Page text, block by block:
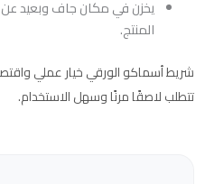
يخزن في مكان جاف وبعيد عن
المنتج.
شريط أسماكو الورقي خيار عملي
تتطلب لاصقًا مرنًا وسهل الاستخدام.